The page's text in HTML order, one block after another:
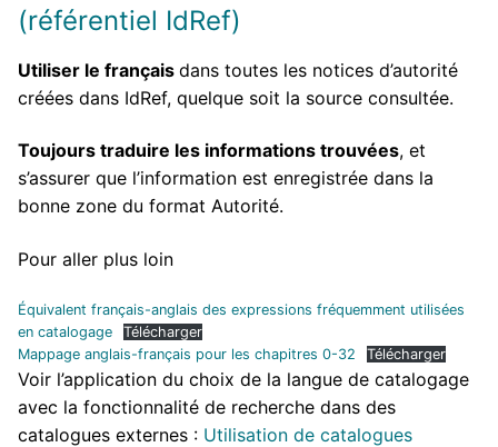
(référentiel IdRef)
Utiliser le français dans toutes les notices d’autorité
créées dans IdRef, quelque soit la source consultée.
Toujours traduire les informations trouvées, et
s’assurer que l’information est enregistrée dans la
bonne zone du format Autorité.
Pour aller plus loin
Équivalent français-anglais des expressions fréquemment utilisées
en catalogage
Télécharger
Mappage anglais-français pour les chapitres 0-32
Télécharger
Voir l’application du choix de la langue de catalogage
avec la fonctionnalité de recherche dans des
catalogues externes : Utilisation de catalogues